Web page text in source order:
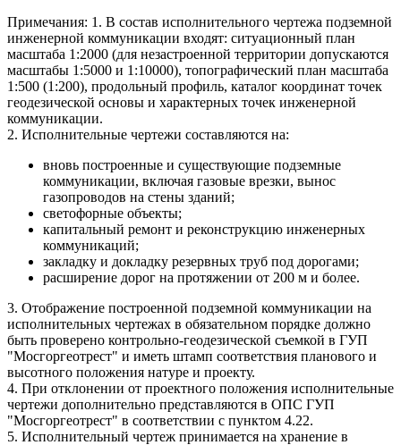
Примечания: 1. В состав исполнительного чертежа подземной
инженерной коммуникации входят: ситуационный план
масштаба 1:2000 (для незастроенной территории допускаются
масштабы 1:5000 и 1:10000), топографический план масштаба
1:500 (1:200), продольный профиль, каталог координат точек
геодезической основы и характерных точек инженерной
коммуникации.
2. Исполнительные чертежи составляются на:
вновь построенные и существующие подземные
коммуникации, включая газовые врезки, вынос
газопроводов на стены зданий;
светофорные объекты;
капитальный ремонт и реконструкцию инженерных
коммуникаций;
закладку и докладку резервных труб под дорогами;
расширение дорог на протяжении от 200 м и более.
3. Отображение построенной подземной коммуникации на
исполнительных чертежах в обязательном порядке должно
быть проверено контрольно-геодезической съемкой в ГУП
"Мосгоргеотрест" и иметь штамп соответствия планового и
высотного положения натуре и проекту.
4. При отклонении от проектного положения исполнительные
чертежи дополнительно представляются в ОПС ГУП
"Мосгоргеотрест" в соответствии с пунктом 4.22.
5. Исполнительный чертеж принимается на хранение в